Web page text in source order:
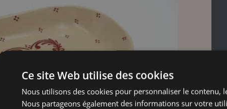
Ce site Web utilise des cookies
Nous utilisons des cookies pour personnaliser le contenu,
Nous partageons également des informations sur votre